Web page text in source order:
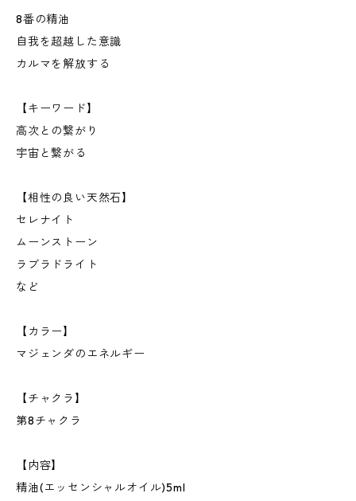
8番の精油
自我を超越した意識
カルマを解放する
【キーワード】
高次との繋がり
宇宙と繋がる
【相性の良い天然石】
セレナイト
ムーンストーン
ラブラドライト
など
【カラー】
マジェンダのエネルギー
【チャクラ】
第8チャクラ
【内容】
精油(エッセンシャルオイル)5ml